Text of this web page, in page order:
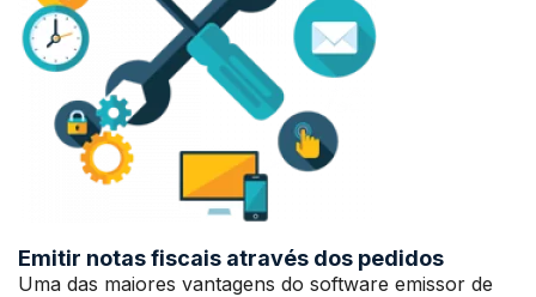
Emitir notas fiscais através dos pedidos
Uma das maiores vantagens do software emissor de